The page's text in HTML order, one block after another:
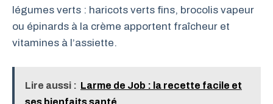
légumes verts : haricots verts fins, brocolis vapeur
ou épinards à la crème apportent fraîcheur et
vitamines à l’assiette.
Lire aussi : Larme de Job : la recette facile et
ses bienfaits santé